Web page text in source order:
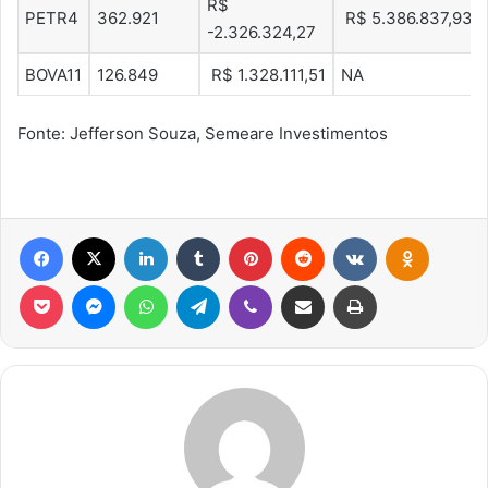
PETR4 362.921
R$
-2.326.324,27
R$ 5.386.837,93
BOVA11 126.849 R$ 1.328.111,51 NA
Fonte: Jefferson Souza, Semeare Investimentos
Facebook Linkedin Tumblr Pinterest Reddit VK
Pocket MessengerWhatsAppTelegram Viber Compartilhar via e-mail Imprimir